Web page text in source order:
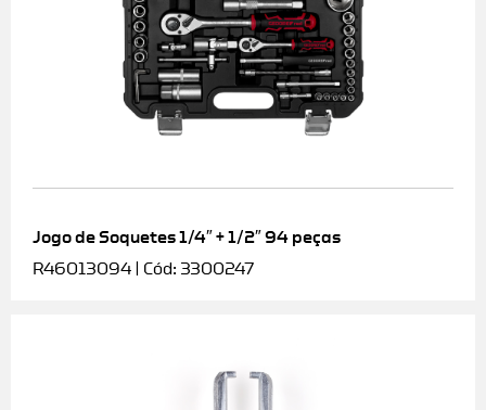
Jogo de Soquetes 1/4″ + 1/2″ 94 peças
R46013094 | Cód: 3300247